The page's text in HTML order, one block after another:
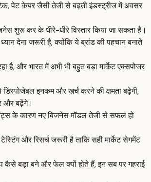
टेक, पेट केयर जैसी तेजी से बढ़ती इंडस्ट्रीज में अवसर
शुरू कर के धीरे-धीरे विस्तार किया जा सकता है।
देना जरूरी है, क्योंकि ये ब्रांड की पहचान बनाते
है, और भारत में अभी भी बहुत बड़ा मार्केट एक्सपोजर
इनकम और खर्च करने की क्षमता बढ़ेगी,
और बढ़ेंगे।
के कारण नए बिजनेस मॉडल तेजी से सफल हो
और रिसर्च जरूरी है ताकि सही मार्केट सेगमेंट
कैसे बड़ा बने और फेल क्यों होते हैं, इन सब पर गहराई